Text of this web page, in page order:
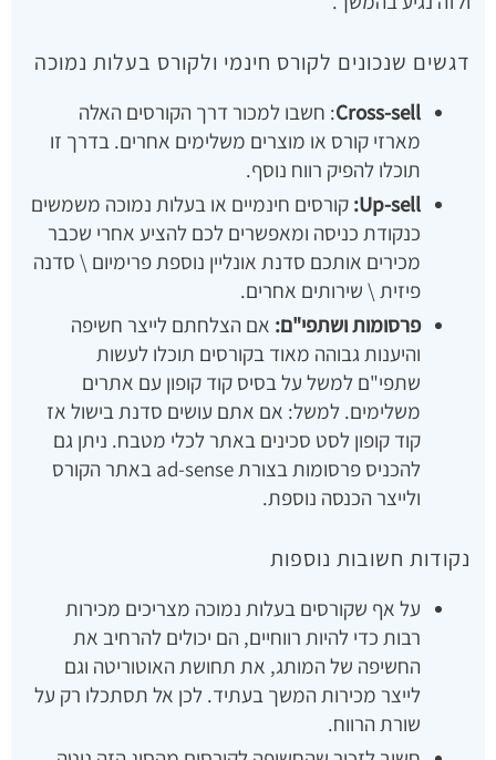
דגשים שנכונים לקורס חינמי ולקורס בעלות נמוכה
Cross-sell: חשבו למכור דרך הקורסים האלה
מארזי קורס או מוצרים משלימים אחרים. בדרך זו
תוכלו להפיק רווח נוסף.
Up-sell: קורסים חינמיים או בעלות נמוכה משמשים
כנקודת כניסה ומאפשרים לכם להציע אחרי שכבר
מכירים אותכם סדנת אונליין נוספת פרימיום \ סדנה
פיזית \ שירותים אחרים.
פרסומות ושתפי"ם: אם הצלחתם לייצר חשיפה
והיענות גבוהה מאוד בקורסים תוכלו לעשות
שתפי"ם למשל על בסיס קוד קופון עם אתרים
משלימים. למשל: אם אתם עושים סדנת בישול אז
קוד קופון לסט סכינים באתר לכלי מטבח. ניתן גם
להכניס פרסומות בצורת ad-sense באתר הקורס
ולייצר הכנסה נוספת.
נקודות חשובות נוספות
על אף שקורסים בעלות נמוכה מצריכים מכירות
רבות כדי להיות רווחיים, הם יכולים להרחיב את
החשיפה של המותג, את תחושת האוטוריטה וגם
לייצר מכירות המשך בעתיד. לכן אל תסתכלו רק על
שורת הרווח.